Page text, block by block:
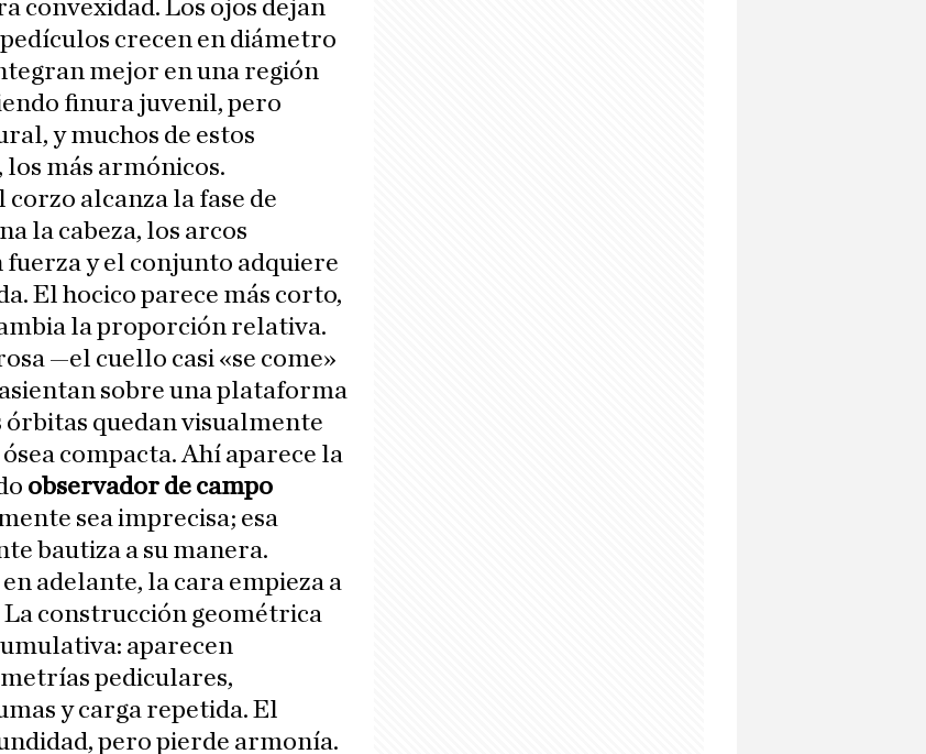
convexidad. Los ojos dejan
crecen en diámetro
mejor en una región
finura juvenil, pero
y muchos de estos
más armónicos.
alcanza la fase de
la cabeza, los arcos
y el conjunto adquiere
El hocico parece más corto,
la proporción relativa.
—el cuello casi «se come»
sobre una plataforma
quedan visualmente
compacta. Ahí aparece la
observador de campo
sea imprecisa; esa
bautiza a su manera.
adelante, la cara empieza a
construcción geométrica
aparecen
pediculares,
y carga repetida. El
pero pierde armonía.